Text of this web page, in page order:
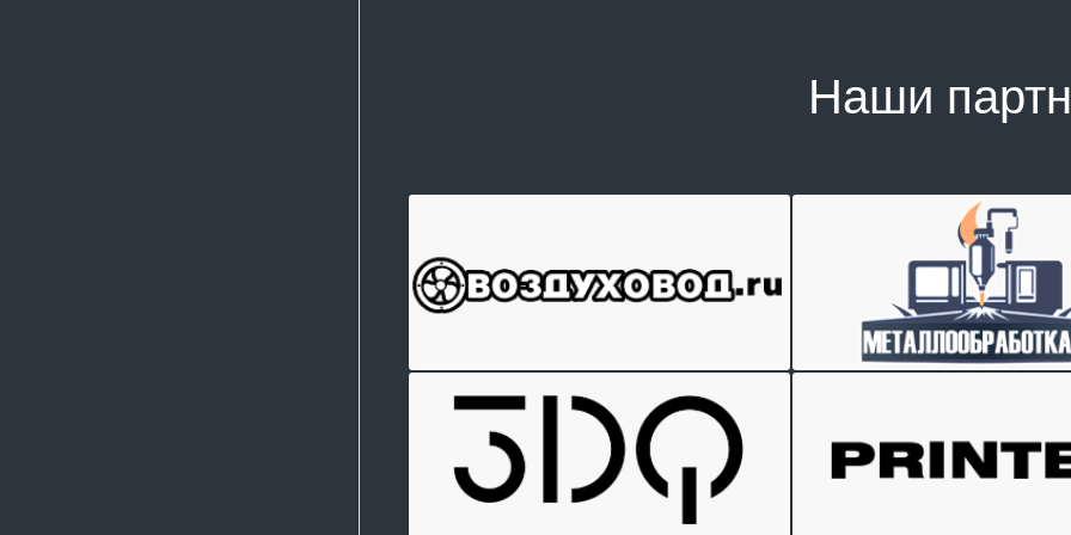
Наши